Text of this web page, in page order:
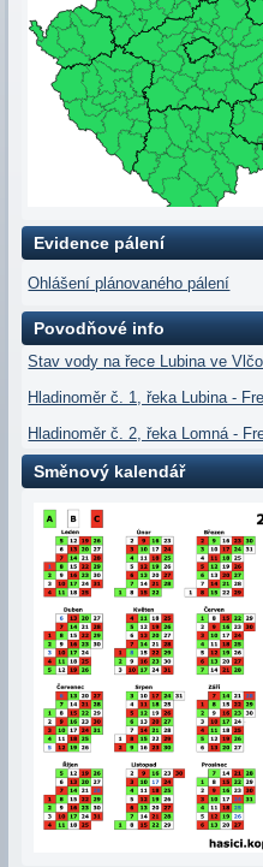
Evidence pálení
Ohlášení plánovaného pálení
Povodňové info
Stav vody na řece Lubina ve
Hladinoměr č. 1, řeka Lubina -
Hladinoměr č. 2, řeka Lomná -
Směnový kalendář